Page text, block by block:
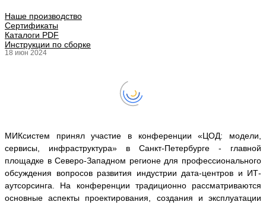
Наше производство
Сертификаты
Каталоги PDF
Инструкции по сборке
18 июн 2024
МИКсистем принял участие в конференции «ЦОД: модели,
сервисы, инфраструктура» в Санкт-Петербурге - главной
площадке в Северо-Западном регионе для профессионального
обсуждения вопросов развития индустрии дата-центров и ИТ-
аутсорсинга. На конференции традиционно рассматриваются
основные аспекты проектирования, создания и эксплуатации